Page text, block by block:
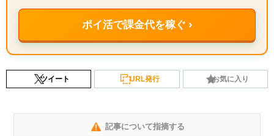
ポイ活で課金代を稼ぐ ›
ツイート URL発行 お気に入り
記事について指摘する